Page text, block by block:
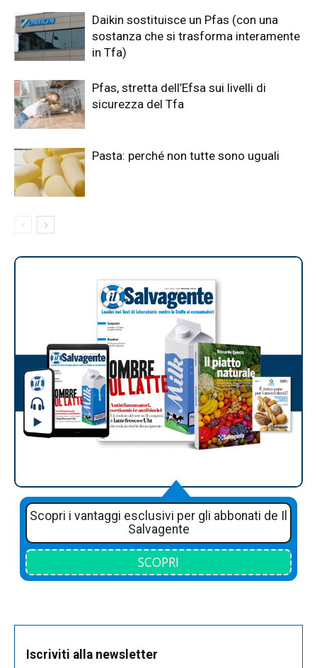
Daikin sostituisce un Pfas (con una
sostanza che si trasforma interamente
in Tfa)
Pfas, stretta dell’Efsa sui livelli di
sicurezza del Tfa
Pasta: perché non tutte sono uguali
Scopri i vantaggi esclusivi per gli abbonati de Il
Salvagente
SCOPRI
Iscriviti alla newsletter